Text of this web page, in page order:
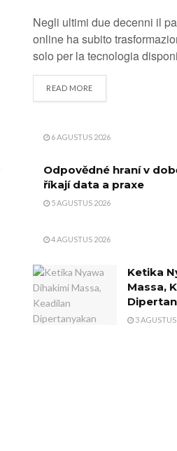
Negli ultimi due decenni il
online ha subito
solo per la tecnologia
READ MOREDETAILS
6 AGUSTUS 2026
Odpovědné hraní v
říkají data a praxe
5 AGUSTUS 2026
4 AGUSTUS 2026
Ketika
Massa,
3